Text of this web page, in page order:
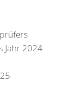
Jahr 2024